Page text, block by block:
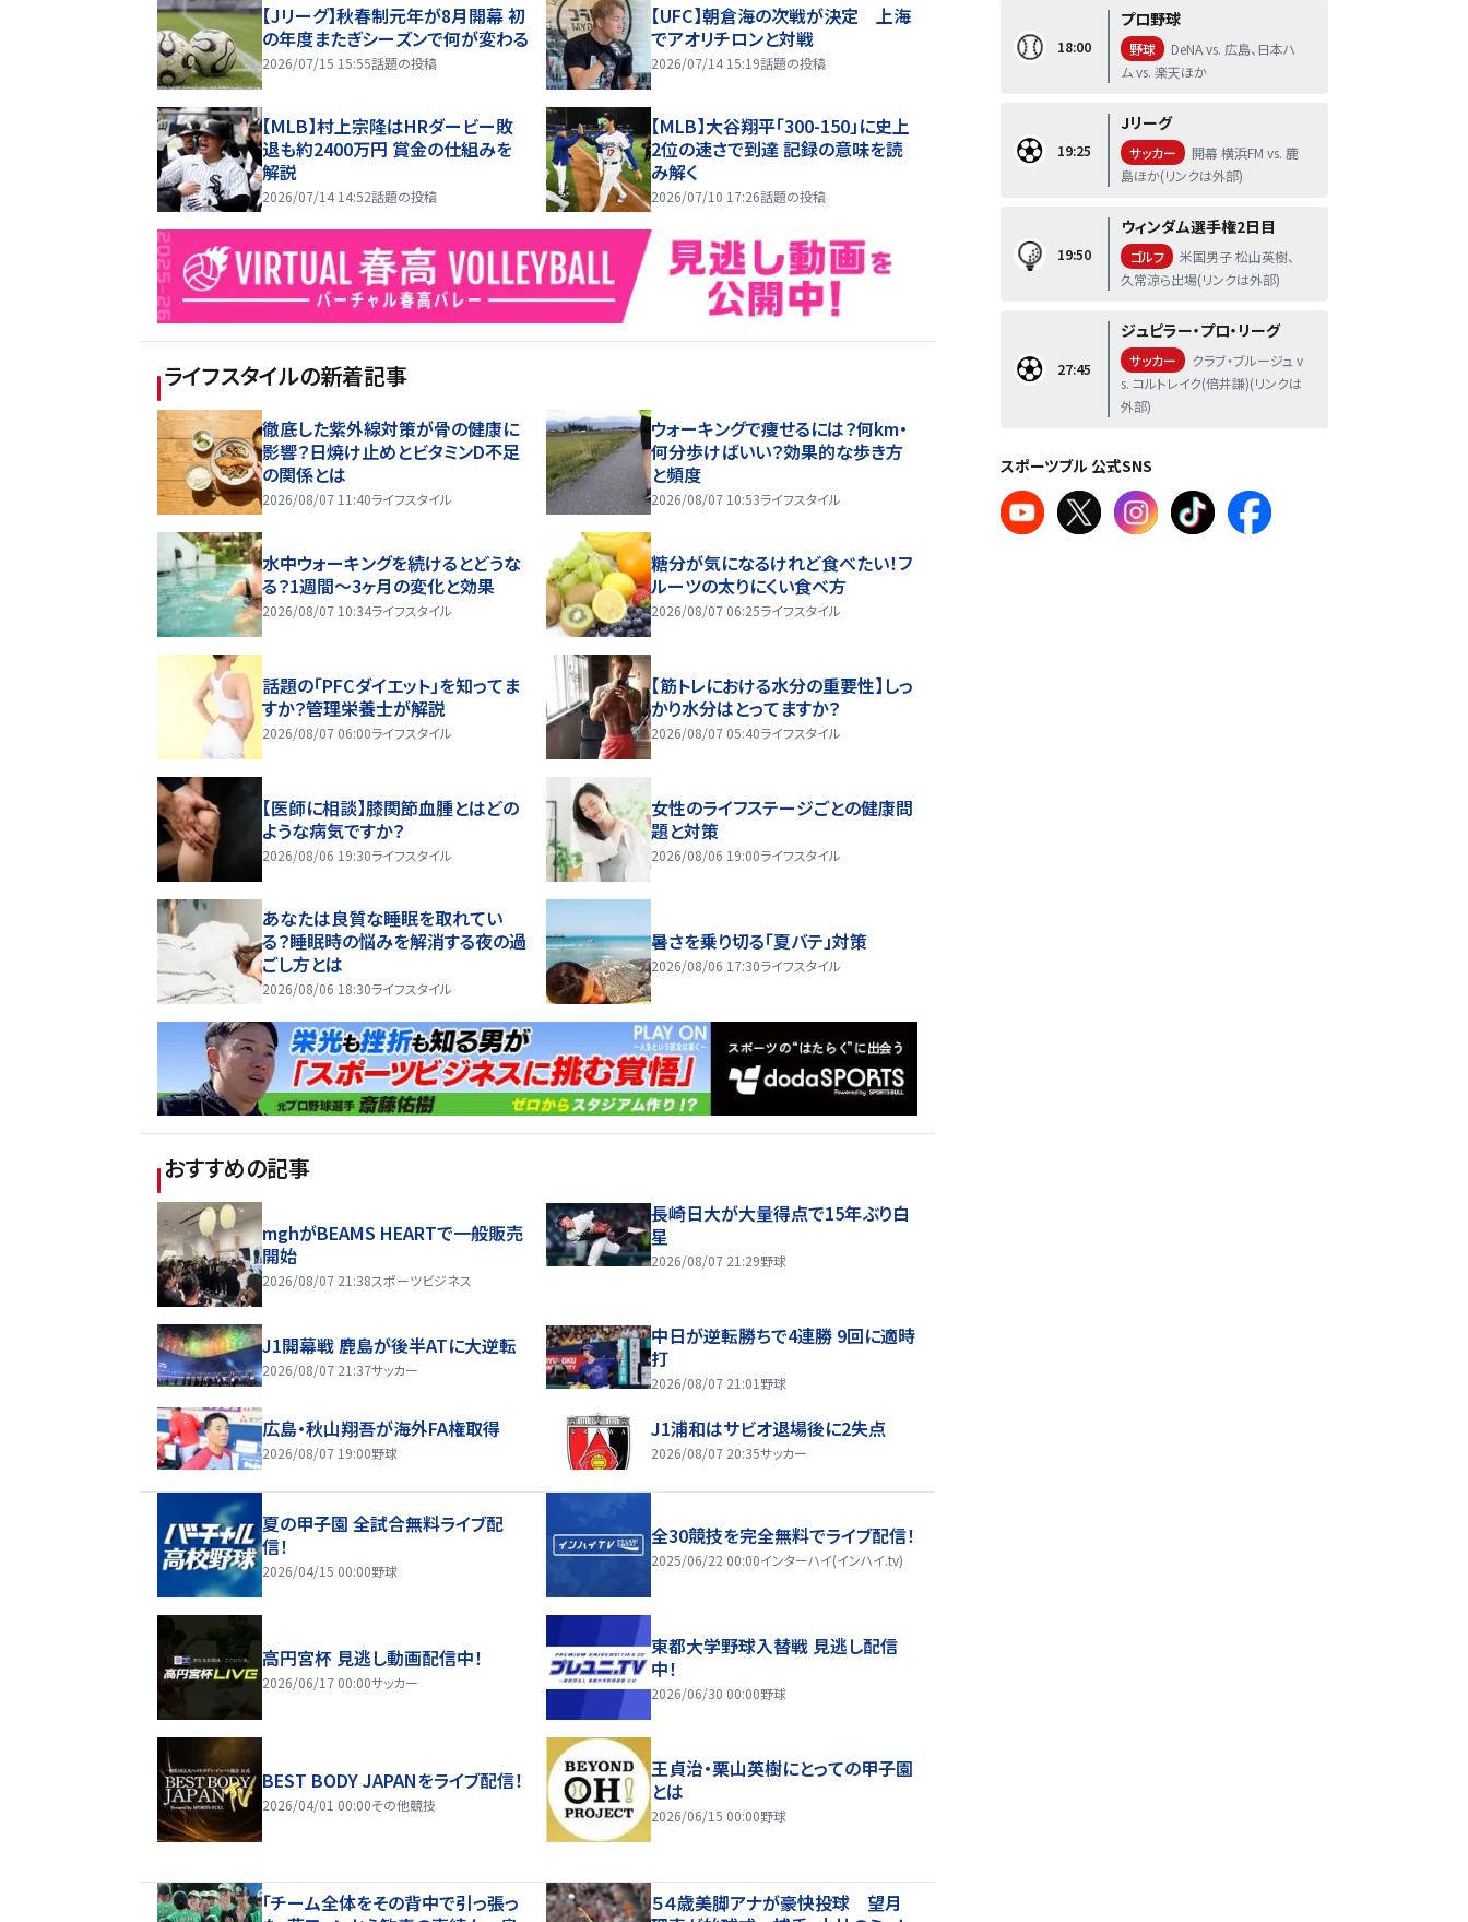
【Jリーグ】秋春制元年が8月開幕 初
の年度またぎシーズンで何が変わる
2026/07/15 15:55話題の投稿
【UFC】朝倉海の次戦が決定 上海
でアオリチロンと対戦
2026/07/14 15:19話題の投稿
【MLB】村上宗隆はHRダービー敗
退も約2400万円 賞金の仕組みを
解説
2026/07/14 14:52話題の投稿
【MLB】大谷翔平「300-150」に史上
2位の速さで到達 記録の意味を読
み解く
2026/07/10 17:26話題の投稿
ライフスタイルの新着記事
徹底した紫外線対策が骨の健康に
影響？日焼け止めとビタミンD不足
の関係とは
2026/08/07 11:40ライフスタイル
ウォーキングで痩せるには？何km・
何分歩けばいい？効果的な歩き方
と頻度
2026/08/07 10:53ライフスタイル
水中ウォーキングを続けるとどうな
る？1週間～3ヶ月の変化と効果
2026/08/07 10:34ライフスタイル
糖分が気になるけれど食べたい！フ
ルーツの太りにくい食べ方
2026/08/07 06:25ライフスタイル
話題の「PFCダイエット」を知ってま
すか？管理栄養士が解説
2026/08/07 06:00ライフスタイル
【筋トレにおける水分の重要性】しっ
かり水分はとってますか？
2026/08/07 05:40ライフスタイル
【医師に相談】膝関節血腫とはどの
ような病気ですか？
2026/08/06 19:30ライフスタイル
女性のライフステージごとの健康問
題と対策
2026/08/06 19:00ライフスタイル
あなたは良質な睡眠を取れてい
る？睡眠時の悩みを解消する夜の過
ごし方とは
2026/08/06 18:30ライフスタイル
暑さを乗り切る「夏バテ」対策
2026/08/06 17:30ライフスタイル
おすすめの記事
mghがBEAMS HEARTで一般販売
開始
2026/08/07 21:38スポーツビジネス
長崎日大が大量得点で15年ぶり白
星
2026/08/07 21:29野球
J1開幕戦 鹿島が後半ATに大逆転
2026/08/07 21:37サッカー
中日が逆転勝ちで4連勝 9回に適時
打
2026/08/07 21:01 野球
広島・秋山翔吾が海外FA権取得
2026/08/07 19:00野球
J1浦和はサビオ退場後に2失点
2026/08/07 20:35サッカー
夏の甲子園 全試合無料ライブ配
信！
2026/04/15 00:00野球
全30競技を完全無料でライブ配信！
2025/06/22 00:00インターハイ(インハイ.tv)
高円宮杯 見逃し動画配信中！
2026/06/17 00:00サッカー
東都大学野球入替戦 見逃し配信
中！
2026/06/30 00:00野球
BEST BODY JAPANをライブ配信！
2026/04/01 00:00その他競技
王貞治・栗山英樹にとっての甲子園
とは
2026/06/15 00:00野球
「チーム全体をその背中で引っ張っ
５４歳美脚アナが豪快投球 望月
18:00
プロ野球
野球
DeNA vs. 広島、日本ハ
ム vs. 楽天ほか
19:25
Jリーグ
サッカー
開幕 横浜FM vs. 鹿
島ほか(リンクは外部)
19:50
ウィンダム選手権2日目
ゴルフ
米国男子 松山英樹、
久常涼ら出場(リンクは外部)
27:45
ジュピラー・プロ・リーグ
サッカー
クラブ・ブルージュ v
s. コルトレイク(倍井謙)(リンクは
外部)
スポーツブル 公式SNS